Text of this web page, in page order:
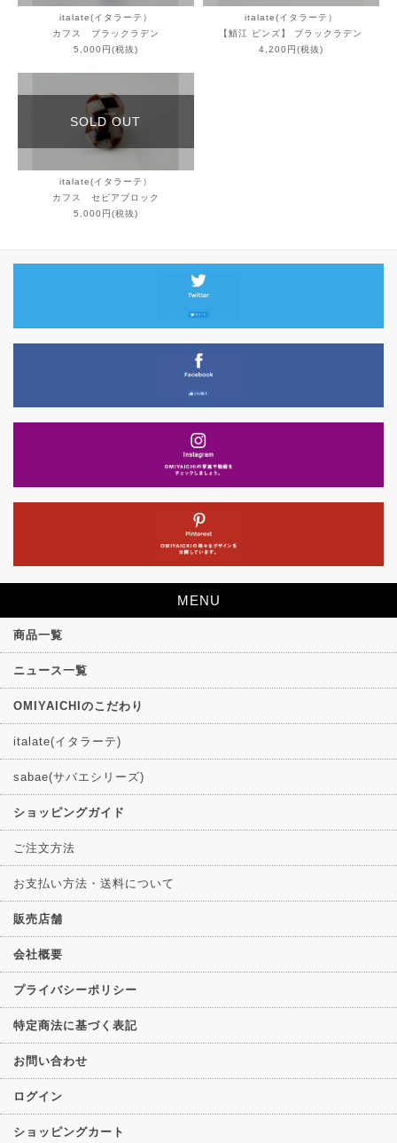
italate(イタラーテ）
カフス ブラックラデン
5,000円(税抜)
italate(イタラーテ）
【鯖江 ピンズ】 ブラックラデン
4,200円(税抜)
SOLD OUT
italate(イタラーテ）
カフス セピアブロック
5,000円(税抜)
MENU
商品一覧
ニュース一覧
OMIYAICHIのこだわり
italate(イタラーテ)
sabae(サバエシリーズ)
ショッピングガイド
ご注文方法
お支払い方法・送料について
販売店舗
会社概要
プライバシーポリシー
特定商法に基づく表記
お問い合わせ
ログイン
ショッピングカート